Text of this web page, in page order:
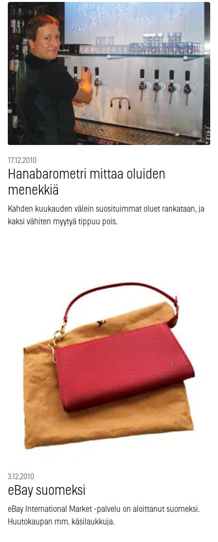
17.12.2010
Hanabarometri mittaa oluiden
menekkiä
Kahden kuukauden välein suosituimmat oluet rankataan, ja
kaksi vähiten myytyä tippuu pois.
3.12.2010
eBay suomeksi
eBay International Market -palvelu on aloittanut suomeksi.
Huutokaupan mm. käsilaukkuja.